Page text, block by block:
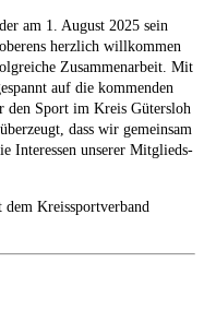
am 1. August 2025 sein
herz­lich will­kom­men
Zusam­men­ar­beit. Mit
auf die kom­men­den
den Sport im Kreis Güters­loh
dass wir gemein­sam
Inter­es­sen unse­rer Mit­glieds­
Kreis­sport­ver­band